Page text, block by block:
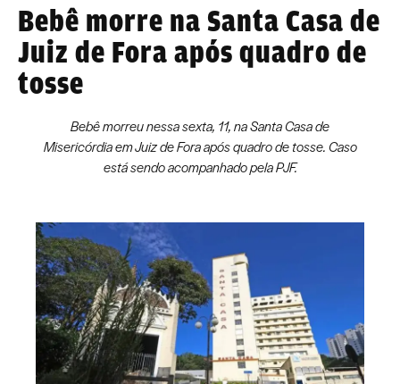
Bebê morre na Santa Casa de
Juiz de Fora após quadro de
tosse
Bebê morreu nessa sexta, 11, na Santa Casa de
Misericórdia em Juiz de Fora após quadro de tosse. Caso
está sendo acompanhado pela PJF.